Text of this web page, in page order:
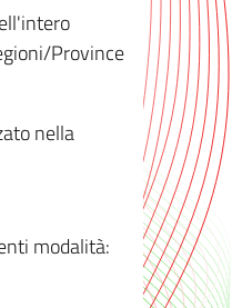
Province
nella
modalità: